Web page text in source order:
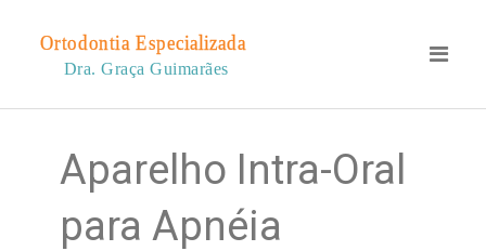
Aparelho Intra-Oral
para Apnéia